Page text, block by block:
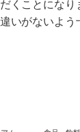
くことになり
いがないよう